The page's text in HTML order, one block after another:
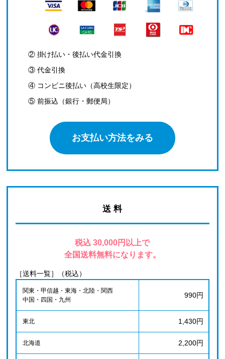
② 掛け払い・後払い代金引換
③ 代金引換
④ コンビニ後払い（高校生限定）
⑤ 前振込（銀行・郵便局）
お支払い方法をみる
送 料
税込 30,000円以上で
全国送料無料になります。
［送料一覧］（税込）
関東・甲信越・東海・北陸・関西
中国・四国・九州
990円
東北 1,430円
北海道 2,200円